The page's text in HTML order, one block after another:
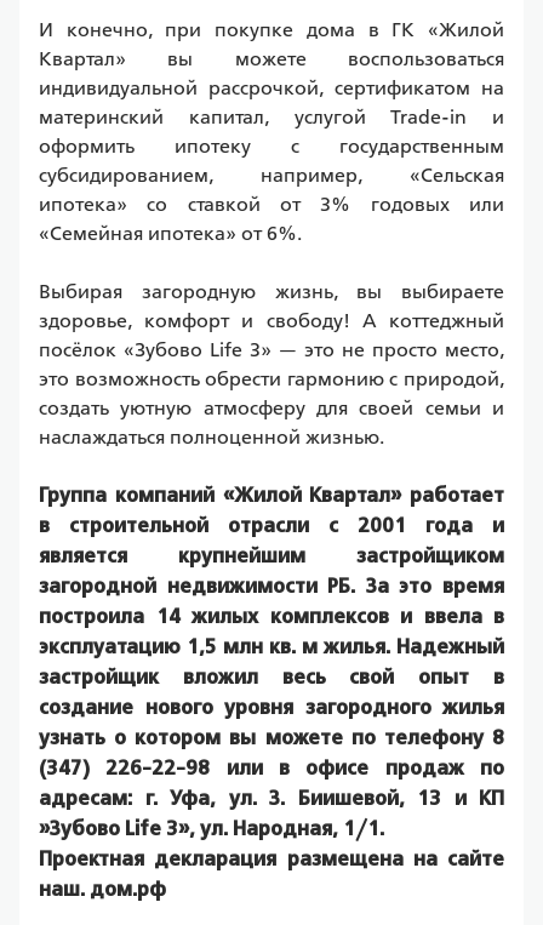
И конечно, при покупке дома в ГК «Жилой
Квартал» вы можете воспользоваться
индивидуальной рассрочкой, сертификатом на
материнский капитал, услугой Trade-in и
оформить ипотеку с государственным
субсидированием, например, «Сельская
ипотека» со ставкой от 3% годовых или
«Семейная ипотека» от 6%.
Выбирая загородную жизнь, вы выбираете
здоровье, комфорт и свободу! А коттеджный
посёлок «Зубово Life 3» — это не просто место,
это возможность обрести гармонию с природой,
создать уютную атмосферу для своей семьи и
наслаждаться полноценной жизнью.
Группа компаний «Жилой Квартал» работает
в строительной отрасли с 2001 года и
является крупнейшим застройщиком
загородной недвижимости РБ. За это время
построила 14 жилых комплексов и ввела в
эксплуатацию 1,5 млн кв. м жилья. Надежный
застройщик вложил весь свой опыт в
создание нового уровня загородного жилья
узнать о котором вы можете по телефону 8
(347) 226-22-98 или в офисе продаж по
адресам: г. Уфа, ул. З. Биишевой, 13 и КП
»Зубово Life 3», ул. Народная, 1/1.
Проектная декларация размещена на сайте
наш. дом.рф